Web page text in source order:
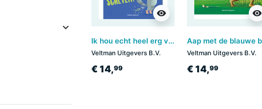

visibility
Ik hou echt heel erg van mijn scheten!
Veltman Uitgevers B.V.
€ 14,99
visibility
Veltman Uitgevers B.V.
€ 14,99